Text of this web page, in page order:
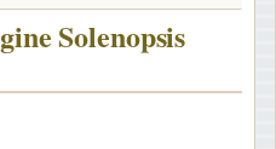
Solenopsis